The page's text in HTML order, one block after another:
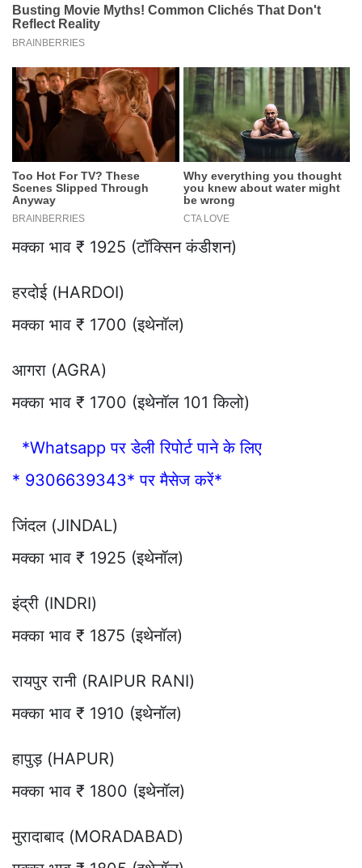
मक्का भाव ₹ 1925 (टॉक्सिन कंडीशन)
हरदोई (HARDOI)
मक्का भाव ₹ 1700 (इथेनॉल)
आगरा (AGRA)
मक्का भाव ₹ 1700 (इथेनॉल 101 किलो)
*Whatsapp पर डेली रिपोर्ट पाने के लिए
* 9306639343* पर मैसेज करें*
जिंदल (JINDAL)
मक्का भाव ₹ 1925 (इथेनॉल)
इंद्री (INDRI)
मक्का भाव ₹ 1875 (इथेनॉल)
रायपुर रानी (RAIPUR RANI)
मक्का भाव ₹ 1910 (इथेनॉल)
हापुड़ (HAPUR)
मक्का भाव ₹ 1800 (इथेनॉल)
मुरादाबाद (MORADABAD)